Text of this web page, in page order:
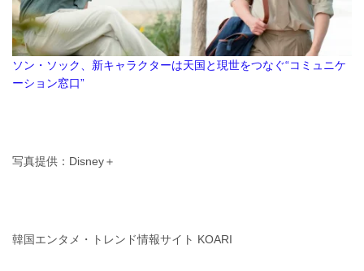
ソン・ソック、新キャラクターは天国と現世をつなぐ“コミュニケ
ーション窓口”
写真提供：Disney＋
韓国エンタメ・トレンド情報サイト KOARI